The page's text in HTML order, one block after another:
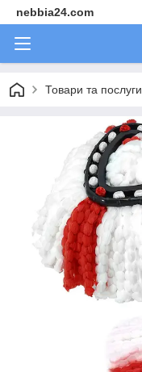
nebbia24.com
Товари та послуги